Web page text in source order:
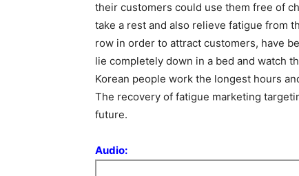
their customers could use them free of
take a rest and also relieve fatigue from
row in order to attract customers, have
lie completely down in a bed and watch
Korean people work the longest hours
The recovery of fatigue marketing
future.
Audio: